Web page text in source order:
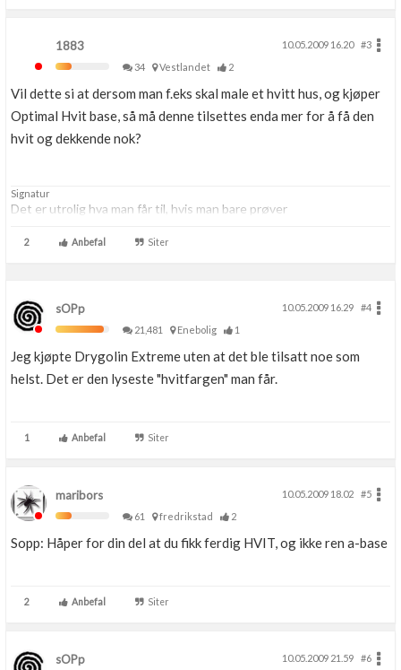
1883 10.05.2009 16.20
#3
34
Vestlandet 2
Vil dette si at dersom man f.eks skal male et hvitt hus, og kjøper
Optimal Hvit base, så må denne tilsettes enda mer for å få den
hvit og dekkende nok?
Signatur
Det er utrolig hva man får til, hvis man bare prøver
2 Anbefal Siter
sOPp 10.05.2009 16.29
#4
21,481
Enebolig 1
Jeg kjøpte Drygolin Extreme uten at det ble tilsatt noe som
helst. Det er den lyseste "hvitfargen" man får.
1 Anbefal Siter
maribors 10.05.2009 18.02
#5
61
fredrikstad 2
Sopp: Håper for din del at du fikk ferdig HVIT, og ikke ren a-base
2 Anbefal Siter
sOPp 10.05.2009 21.59 #6